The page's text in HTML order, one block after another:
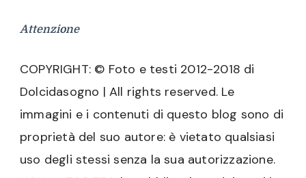
Attenzione
COPYRIGHT: © Foto e testi 2012-2018 di
Dolcidasogno | All rights reserved. Le
immagini e i contenuti di questo blog sono di
proprietà del suo autore: è vietato qualsiasi
uso degli stessi senza la sua autorizzazione.